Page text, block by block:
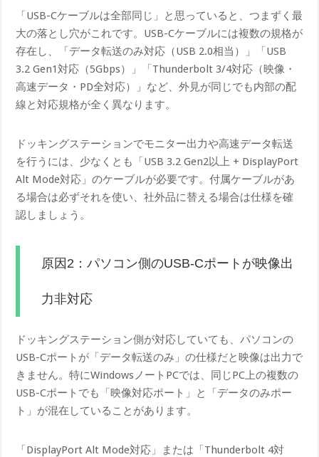
「USB-Cケーブルは全部同じ」と思っていると、つまずく最
大の落とし穴がこれです。USB-Cケーブルには複数の規格が
存在し、「データ転送のみ対応（USB 2.0相当）」「USB
3.2 Gen1対応（5Gbps）」「Thunderbolt 3/4対応（映像・
高速データ・PD全対応）」など、外見が同じでも内部の配
線と対応規格が全く異なります。
ドッキングステーションでモニター出力や高速データ転送
を行うには、少なくとも「USB 3.2 Gen2以上 + DisplayPort
Alt Mode対応」のケーブルが必要です。付属ケーブルがあ
る場合は必ずそれを使い、社外品に替える場合は仕様を確
認しましょう。
原因2：パソコン側のUSB-Cポートが映像出
力非対応
ドッキングステーション側が対応していても、パソコンの
USB-Cポートが「データ転送のみ」の仕様だと映像は出力で
きません。特にWindowsノートPCでは、同じPC上の複数の
USB-Cポートでも「映像対応ポート」と「データのみポー
ト」が混在していることがあります。
「DisplayPort Alt Mode対応」または「Thunderbolt 4対